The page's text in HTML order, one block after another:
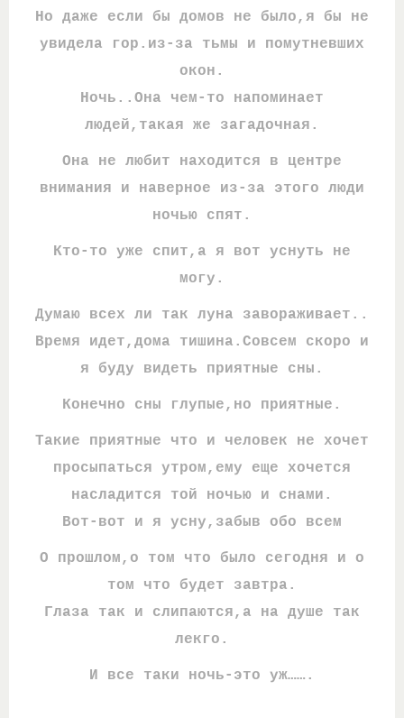
Но даже если бы домов не было,я бы не
увидела гор.из-за тьмы и помутневших
окон.
Ночь..Она чем-то напоминает
людей,такая же загадочная.
Она не любит находится в центре
внимания и наверное из-за этого люди
ночью спят.
Кто-то уже спит,а я вот уснуть не
могу.
Думаю всех ли так луна завораживает..
Время идет,дома тишина.Совсем скоро и
я буду видеть приятные сны.
Конечно сны глупые,но приятные.
Такие приятные что и человек не хочет
просыпаться утром,ему еще хочется
насладится той ночью и снами.
Вот-вот и я усну,забыв обо всем
О прошлом,о том что было сегодня и о
том что будет завтра.
Глаза так и слипаются,а на душе так
лекго.
И все таки ночь-это уж…….